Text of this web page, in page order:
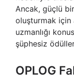
Ancak, güçlü
oluşturmak için
uzmanlığı
şüphesiz
OPLOG